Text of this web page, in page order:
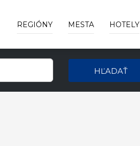
REGIÓNY MESTA HOTELY
HĽADAŤ